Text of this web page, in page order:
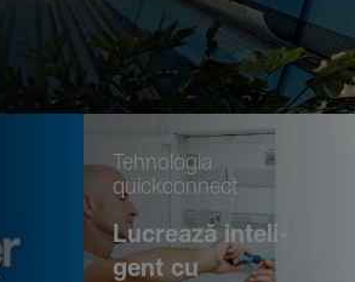
Tehno­logia
quickconnect
Lucrează inte­li­
gent cu